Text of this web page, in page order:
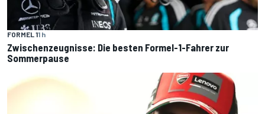
FORMEL 11 h
Zwischenzeugnisse: Die besten Formel-1-Fahrer zur
Sommerpause